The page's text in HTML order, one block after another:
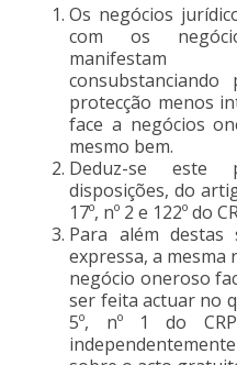
Os negócios
com os
manifestam
protecção menos
face a negócios
mesmo bem.
Deduz-se este
disposições, do
17º, nº 2 e 122º do
Para além destas
expressa, a
negócio oneroso
ser feita actuar no
5º, nº 1 do